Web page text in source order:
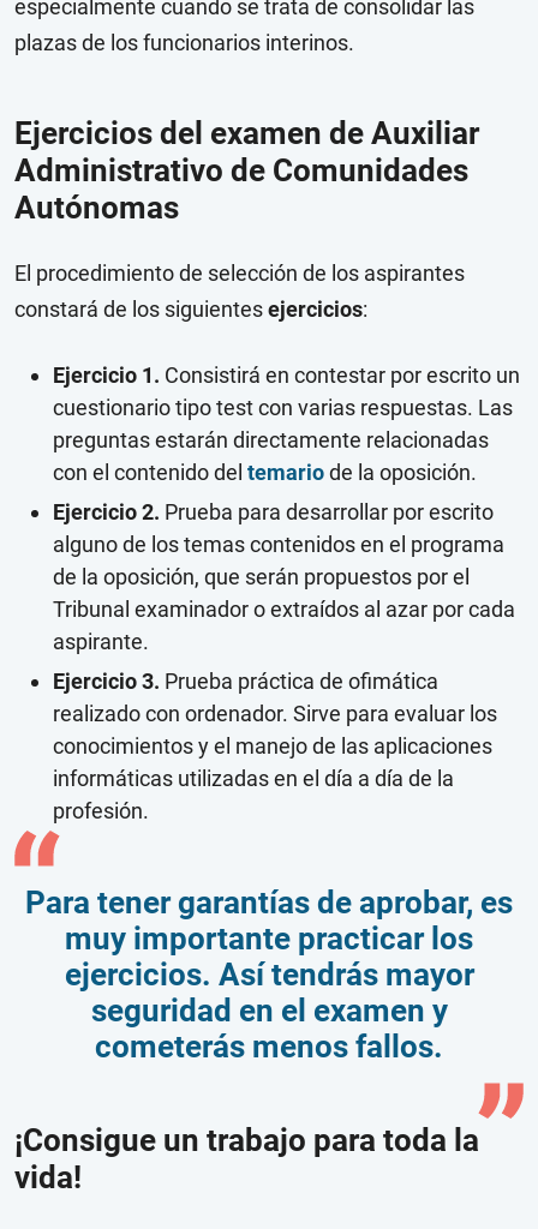
especialmente cuando se trata de consolidar las
plazas de los funcionarios interinos.
Ejercicios del examen de Auxiliar
Administrativo de Comunidades
Autónomas
El procedimiento de selección de los aspirantes
constará de los siguientesejercicios:
Ejercicio 1. Consistirá en contestar por escrito un
cuestionario tipo test con varias respuestas. Las
preguntas estarán directamente relacionadas
con el contenido del temariode la oposición.
Ejercicio 2. Prueba para desarrollar por escrito
alguno de los temas contenidos en el programa
de la oposición, que serán propuestos por el
Tribunal examinador o extraídos al azar por cada
aspirante.
Ejercicio 3. Prueba práctica de ofimática
realizado con ordenador. Sirve para evaluar los
conocimientos y el manejo de las aplicaciones
informáticas utilizadas en el día a día de la
profesión.
Para tener garantías de aprobar, es
muy importante practicar los
ejercicios. Así tendrás mayor
seguridad en el examen y
cometerás menos fallos.
¡Consigue un trabajo para toda la
vida!